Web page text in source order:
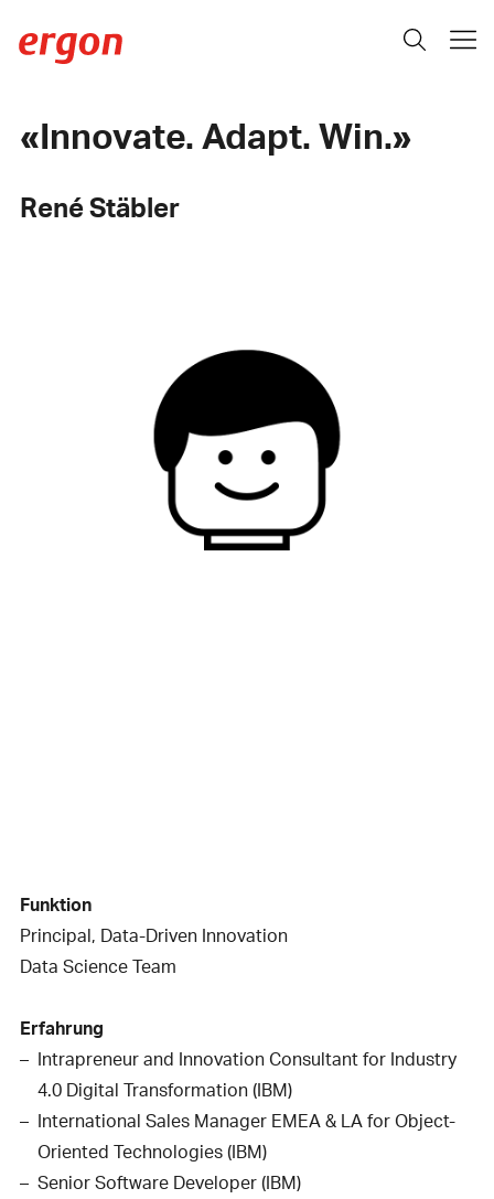
Innovate. Adapt. Win.
René Stäbler
Funktion
Principal, Data-Driven Innovation
Data Science Team
Erfahrung
Intrapreneur and Innovation Consultant for Industry
4.0 Digital Transformation (IBM)
International Sales Manager EMEA & LA for Object-
Oriented Technologies (IBM)
Senior Software Developer (IBM)